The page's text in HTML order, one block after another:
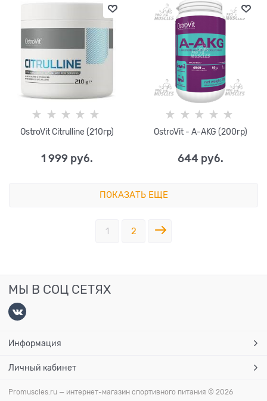
OstroVit Citrulline (210гр)
1 999 руб.
OstroVit - A-AKG (200гр)
644 руб.
ПОКАЗАТЬ ЕЩЕ
1 2
МЫ В СОЦ СЕТЯХ
Информация
Личный кабинет
Promuscles.ru — интернет-магазин спортивного питания © 2026